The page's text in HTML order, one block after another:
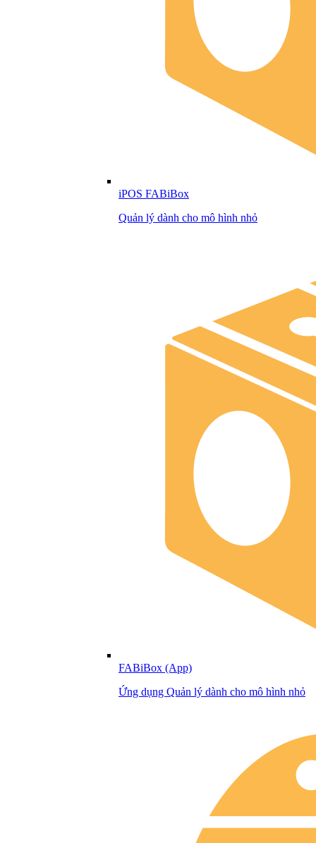
iPOS FABiBox
Quản lý dành cho mô hình nhỏ
FABiBox (App)
Ứng dụng Quản lý dành cho mô hình nhỏ